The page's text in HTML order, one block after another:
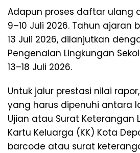
Adapun proses daftar ulang
9–10 Juli 2026. Tahun ajaran
13 Juli 2026, dilanjutkan
Pengenalan Lingkungan
13–18 Juli 2026.
Untuk jalur prestasi nilai
yang harus dipenuhi antara
Ujian atau Surat Keterangan
Kartu Keluarga (KK) Kota
barcode atau surat